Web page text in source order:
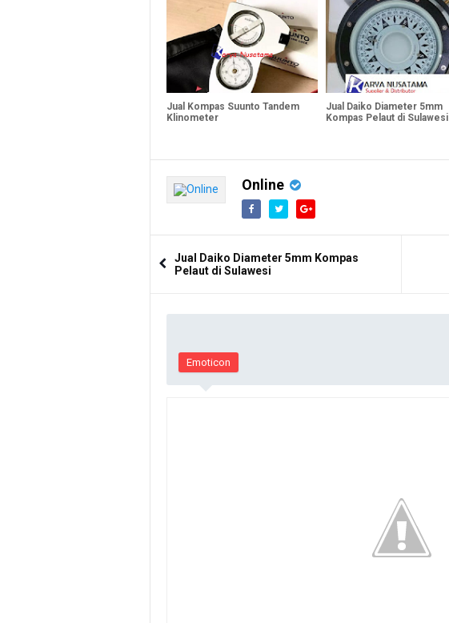
Jual Kompas Suunto Tandem
Klinometer
Jual Daiko Diameter 5mm
Kompas Pelaut di Sulawesi
Online
Jual Daiko Diameter 5mm Kompas
Pelaut di Sulawesi
Emoticon